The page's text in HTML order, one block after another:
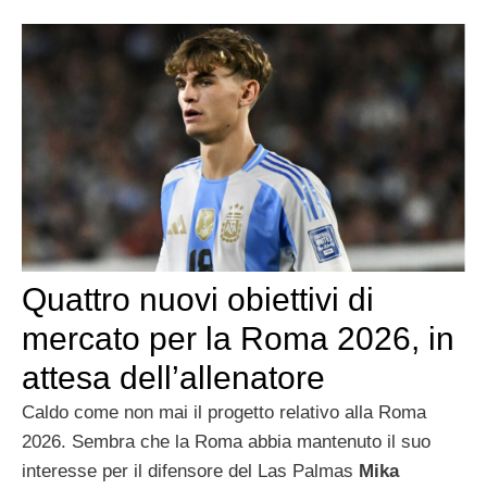
Quattro nuovi obiettivi di
mercato per la Roma 2026, in
attesa dell’allenatore
Caldo come non mai il progetto relativo alla Roma
2026. Sembra che la Roma abbia mantenuto il suo
interesse per il difensore del Las Palmas Mika